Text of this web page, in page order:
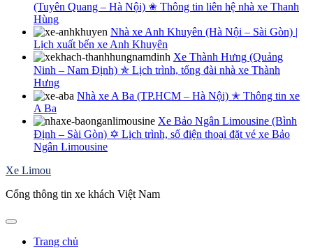
(Tuyên Quang – Hà Nội) ✬ Thông tin liên hệ nhà xe Thanh
Hùng
Nhà xe Anh Khuyên (Hà Nội – Sài Gòn) |
Lịch xuất bến xe Anh Khuyên
Xe Thành Hưng (Quảng
Ninh – Nam Định) ✯ Lịch trình, tổng đài nhà xe Thành
Hưng
Nhà xe A Ba (TP.HCM – Hà Nội) ✭ Thông tin xe
A Ba
Xe Bảo Ngân Limousine (Bình
Định – Sài Gòn) ✡ Lịch trình, số điện thoại đặt vé xe Bảo
Ngân Limousine
Xe Limou
Cổng thông tin xe khách Việt Nam
Trang chủ